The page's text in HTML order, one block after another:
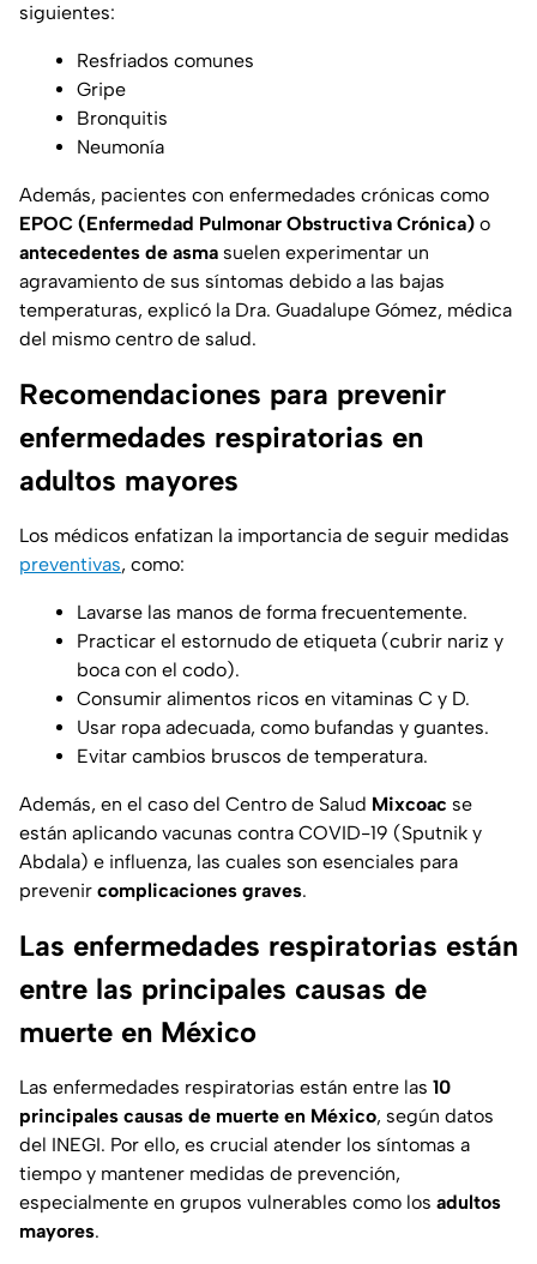
siguientes:
Resfriados comunes
Gripe
Bronquitis
Neumonía
Además, pacientes con enfermedades crónicas como
EPOC (Enfermedad Pulmonar Obstructiva Crónica) o
antecedentes de asma suelen experimentar un
agravamiento de sus síntomas debido a las bajas
temperaturas, explicó la Dra. Guadalupe Gómez, médica
del mismo centro de salud.
Recomendaciones para prevenir
enfermedades respiratorias en
adultos mayores
Los médicos enfatizan la importancia de seguir medidas
preventivas, como:
Lavarse las manos de forma frecuentemente.
Practicar el estornudo de etiqueta (cubrir nariz y
boca con el codo).
Consumir alimentos ricos en vitaminas C y D.
Usar ropa adecuada, como bufandas y guantes.
Evitar cambios bruscos de temperatura.
Además, en el caso del Centro de Salud Mixcoac se
están aplicando vacunas contra COVID-19 (Sputnik y
Abdala) e influenza, las cuales son esenciales para
prevenir complicaciones graves.
Las enfermedades respiratorias están
entre las principales causas de
muerte en México
Las enfermedades respiratorias están entre las 10
principales causas de muerte en México, según datos
del INEGI. Por ello, es crucial atender los síntomas a
tiempo y mantener medidas de prevención,
especialmente en grupos vulnerables como los adultos
mayores.